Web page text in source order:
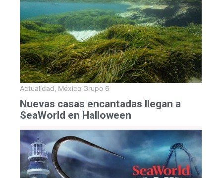
Actualidad, México Grupo 6
Nuevas casas encantadas llegan a
SeaWorld en Halloween